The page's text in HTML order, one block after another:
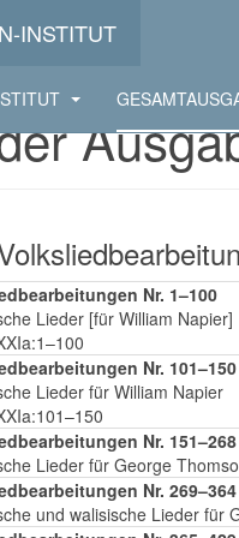
INSTITUT
Nr. 1–100
Lieder [für William Napier]
Nr. 101–150
Lieder für William Napier
Nr. 151–268
Lieder für George
Nr. 269–364
und walisische Lieder für